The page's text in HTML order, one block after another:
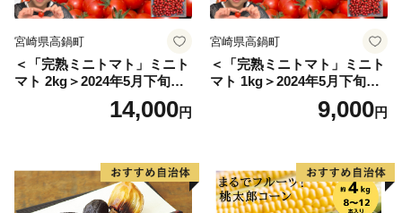
宮崎県高鍋町
＜「完熟ミニトマト」ミニト
マト 2kg＞2024年5月下旬迄
に順次出荷 野菜ソムリエサ
ミット アルル・リリカ共に
県 高鍋町産 産地直送 有機肥
料使用 高糖度 西森農園
14,000円
宮崎県高鍋町
＜「完熟ミニトマト」ミニト
マト 1kg＞2024年5月下旬迄
に順次出荷 野菜ソムリエサ
ミット アルル・リリカ共に
県 高鍋町産 産地直送 有機肥
料使用 高糖度 西森農園
9,000円